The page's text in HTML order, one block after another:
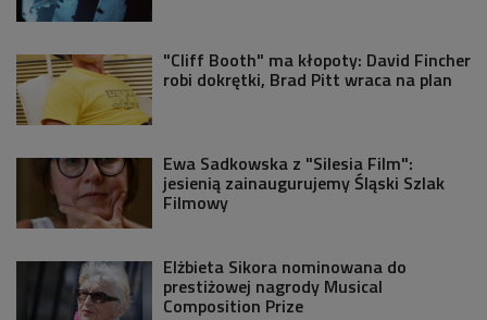
"Cliff Booth" ma kłopoty: David Fincher
robi dokrętki, Brad Pitt wraca na plan
Ewa Sadkowska z "Silesia Film":
jesienią zainaugurujemy Śląski Szlak
Filmowy
Elżbieta Sikora nominowana do
prestiżowej nagrody Musical
Composition Prize